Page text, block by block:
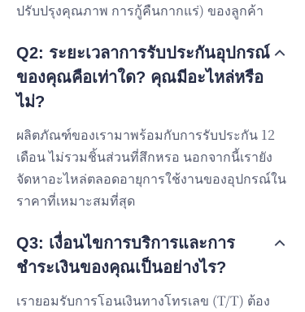
ปรับปรุงคุณภาพ การกู้คืนกากแร่) ของลูกค้า
Q2: ระยะเวลาการรับประกันอุปกรณ์
ของคุณคือเท่าใด? คุณมีอะไหล่หรือ
ไม่?
ผลิตภัณฑ์ของเรามาพร้อมกับการรับประกัน 12
เดือน ไม่รวมชิ้นส่วนที่สึกหรอ นอกจากนี้เรายัง
จัดหาอะไหล่ตลอดอายุการใช้งานของอุปกรณ์ใน
ราคาที่เหมาะสมที่สุด
Q3: เงื่อนไขการบริการและการ
ชำระเงินของคุณเป็นอย่างไร?
เรายอมรับการโอนเงินทางโทรเลข (T/T) ต้อง